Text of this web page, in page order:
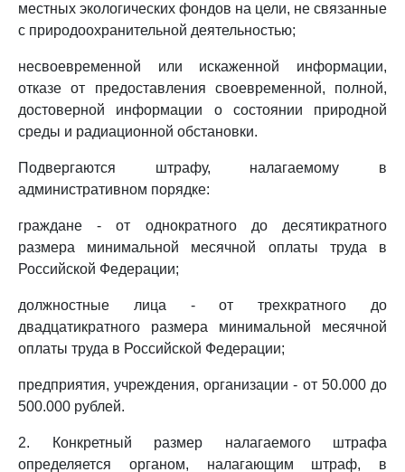
местных экологических фондов на цели, не связанные
с природоохранительной деятельностью;
несвоевременной или искаженной информации,
отказе от предоставления своевременной, полной,
достоверной информации о состоянии природной
среды и радиационной обстановки.
Подвергаются штрафу, налагаемому в
административном порядке:
граждане - от однократного до десятикратного
размера минимальной месячной оплаты труда в
Российской Федерации;
должностные лица - от трехкратного до
двадцатикратного размера минимальной месячной
оплаты труда в Российской Федерации;
предприятия, учреждения, организации - от 50.000 до
500.000 рублей.
2. Конкретный размер налагаемого штрафа
определяется органом, налагающим штраф, в